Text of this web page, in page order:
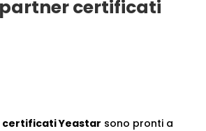
certificati
Yeastar sono pronti a